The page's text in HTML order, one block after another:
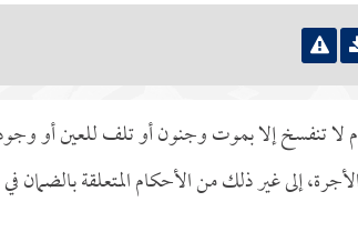
لا تنفسخ إلا بموت وجنون أو تلف للعين أو
إلى غير ذلك من الأحكام المتعلقة بالضمان في